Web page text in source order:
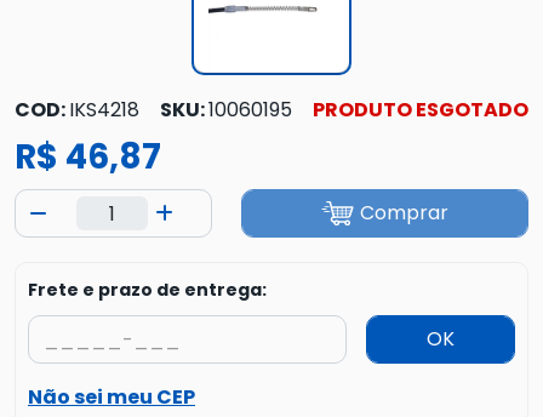
COD:IKS4218 SKU:10060195 PRODUTO ESGOTADO
R$ 46,87
Comprar
Frete e prazo de entrega:
OK
Não sei meu CEP